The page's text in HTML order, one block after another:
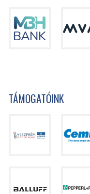
TÁMOGATÓINK